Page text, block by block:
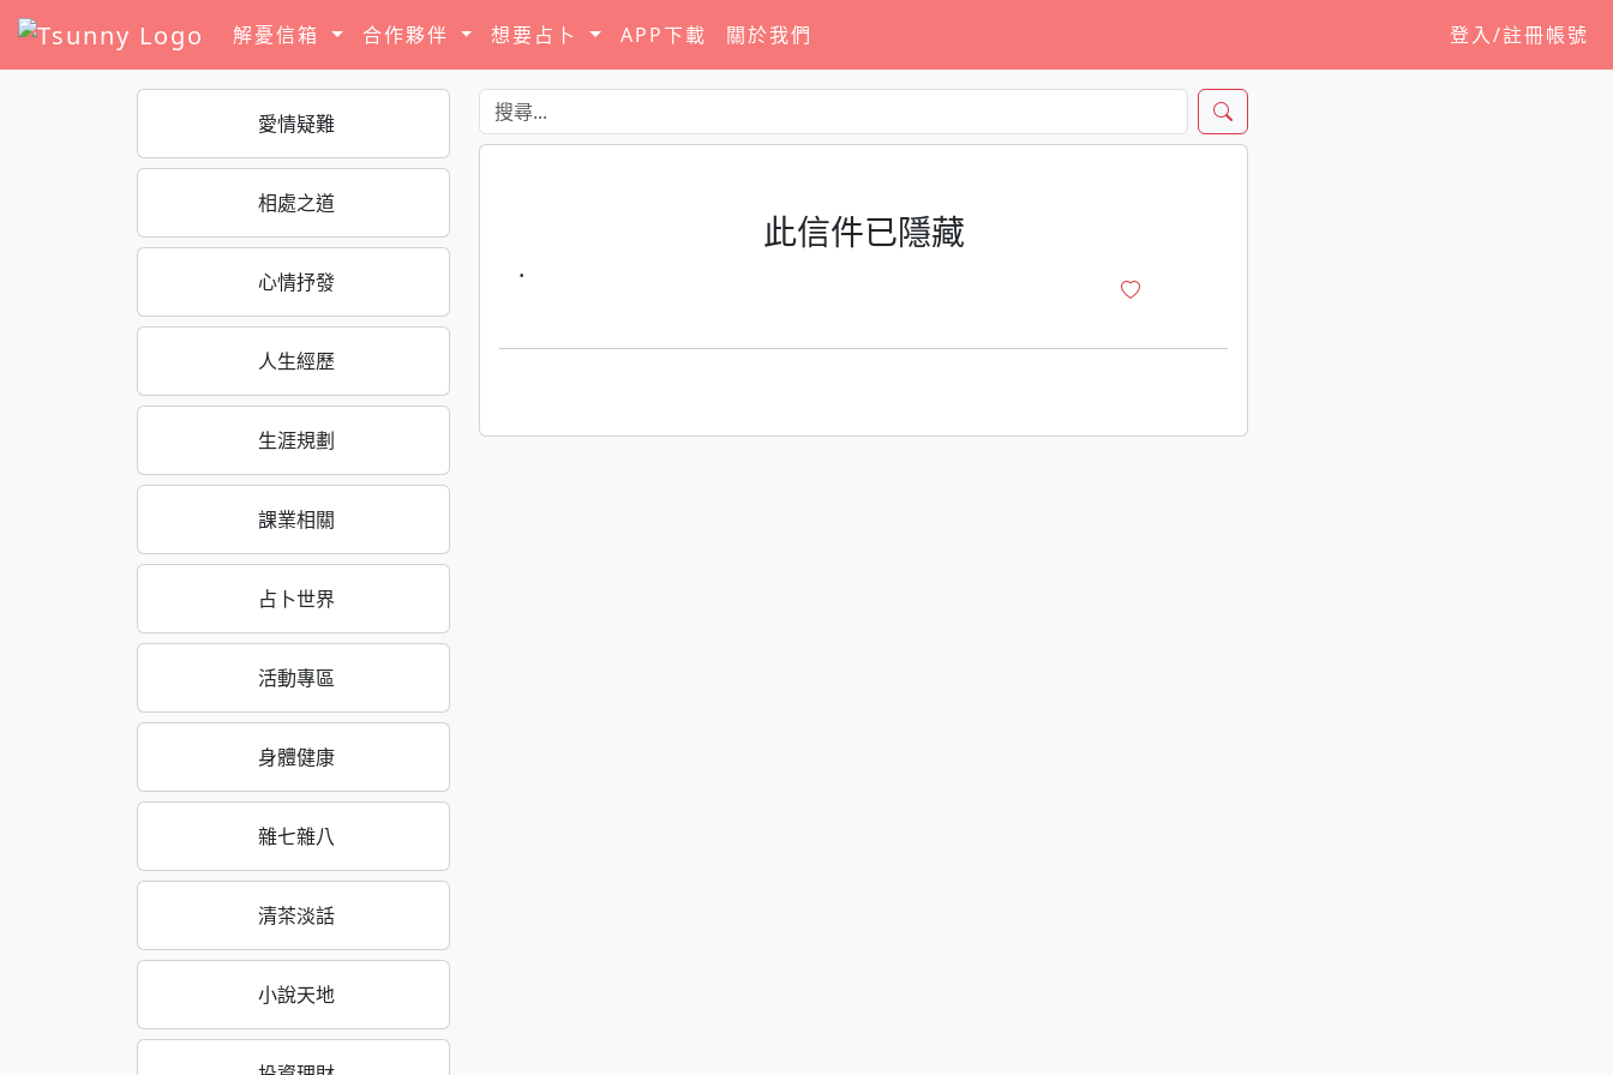
解憂信箱 合作夥伴 想要占卜 APP下載 關於我們 登入/註冊帳號
愛情疑難
相處之道
心情抒發
人生經歷
生涯規劃
課業相關
占卜世界
活動專區
身體健康
雜七雜八
清茶淡話
小說天地
此信件已隱藏
·